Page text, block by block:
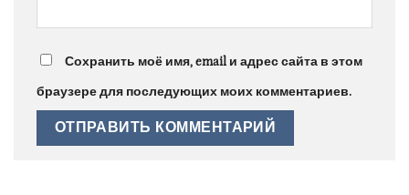
Сохранить моё имя, email и адрес сайта в этом
браузере для последующих моих комментариев.